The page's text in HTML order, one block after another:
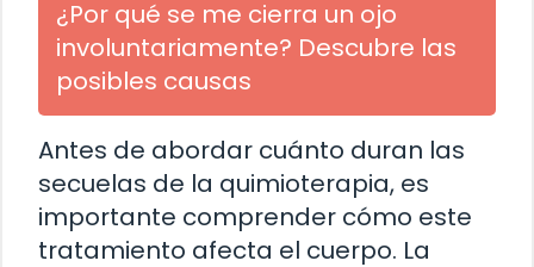
¿Por qué se me cierra un ojo
involuntariamente? Descubre las
posibles causas
Antes de abordar cuánto duran las
secuelas de la quimioterapia, es
importante comprender cómo este
tratamiento afecta el cuerpo. La